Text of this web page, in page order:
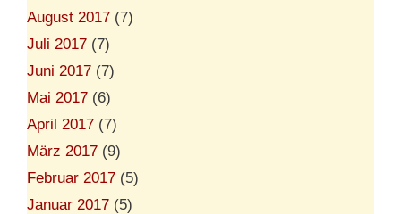
August 2017 (7)
Juli 2017 (7)
Juni 2017 (7)
Mai 2017 (6)
April 2017 (7)
März 2017 (9)
Februar 2017 (5)
Januar 2017 (5)